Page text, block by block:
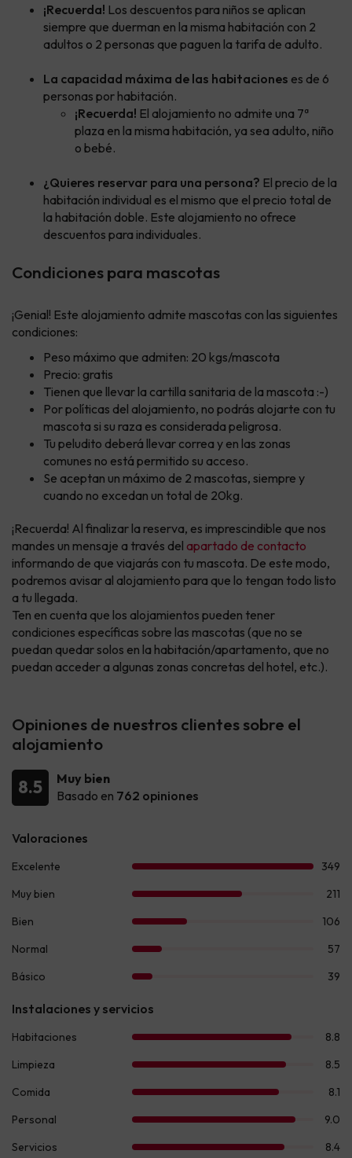
¡Recuerda! Los descuentos para niños se aplican
siempre que duerman en la misma habitación con 2
adultos o 2 personas que paguen la tarifa de adulto.
La capacidad máxima de las habitaciones es de 6
personas por habitación.
¡Recuerda! El alojamiento no admite una 7ª
plaza en la misma habitación, ya sea adulto, niño
o bebé.
¿Quieres reservar para una persona? El precio de la
habitación individual es el mismo que el precio total de
la habitación doble. Este alojamiento no ofrece
descuentos para individuales.
Condiciones para mascotas
¡Genial! Este alojamiento admite mascotas con las siguientes
condiciones:
Peso máximo que admiten: 20 kgs/mascota
Precio: gratis
Tienen que llevar la cartilla sanitaria de la mascota :-)
Por políticas del alojamiento, no podrás alojarte con tu
mascota si su raza es considerada peligrosa.
Tu peludito deberá llevar correa y en las zonas
comunes no está permitido su acceso.
Se aceptan un máximo de 2 mascotas, siempre y
cuando no excedan un total de 20kg.
¡Recuerda! Al finalizar la reserva, es imprescindible que nos
mandes un mensaje a través del apartado de contacto
informando de que viajarás con tu mascota. De este modo,
podremos avisar al alojamiento para que lo tengan todo listo
a tu llegada.
Ten en cuenta que los alojamientos pueden tener
condiciones específicas sobre las mascotas (que no se
puedan quedar solos en la habitación/apartamento, que no
puedan acceder a algunas zonas concretas del hotel, etc.).
Opiniones de nuestros clientes sobre el
alojamiento
8.5
Muy bien
Basado en 762 opiniones